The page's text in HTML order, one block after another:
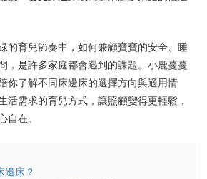
的育兒節奏中，如何兼顧寶寶的安全、睡
，是許多家庭都會遇到的課題。小鹿蔓蔓
你了解不同床邊床的選擇方向與適用情
活需求的育兒方式，讓照顧變得更輕鬆，
自在。
邊床？